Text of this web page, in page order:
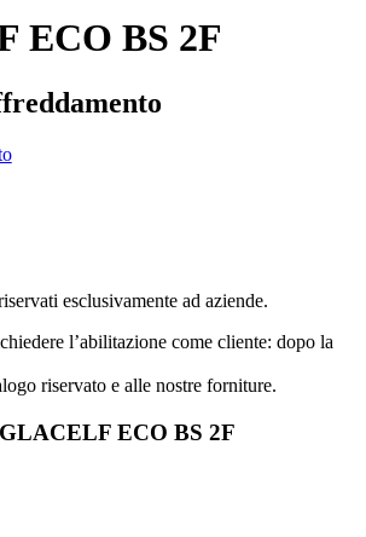
ECO BS 2F
esclusivamente ad aziende.
l’abilitazione come cliente: dopo la
riservato e alle nostre forniture.
ECO BS 2F